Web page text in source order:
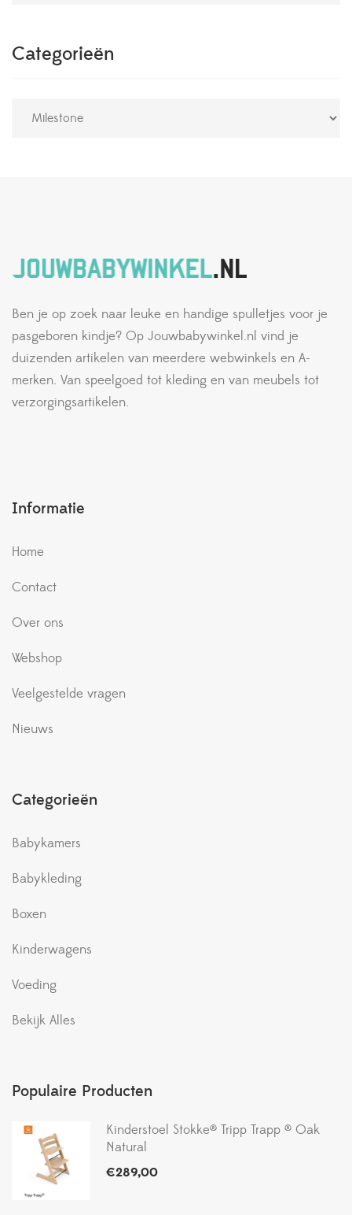
Categorieën
Ben je op zoek naar leuke en handige spulletjes voor je
pasgeboren kindje? Op Jouwbabywinkel.nl vind je
duizenden artikelen van meerdere webwinkels en A-
merken. Van speelgoed tot kleding en van meubels tot
verzorgingsartikelen.
Informatie
Home
Contact
Over ons
Webshop
Veelgestelde vragen
Nieuws
Categorieën
Babykamers
Babykleding
Boxen
Kinderwagens
Voeding
Bekijk Alles
Populaire Producten
Kinderstoel Stokke® Tripp Trapp ® Oak
Natural
€289,00